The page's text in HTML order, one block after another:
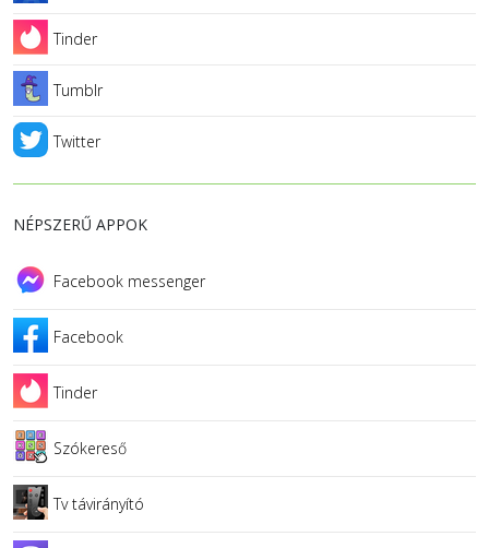
Tinder
Tumblr
Twitter
NÉPSZERŰ APPOK
Facebook messenger
Facebook
Tinder
Szókereső
Tv távirányító